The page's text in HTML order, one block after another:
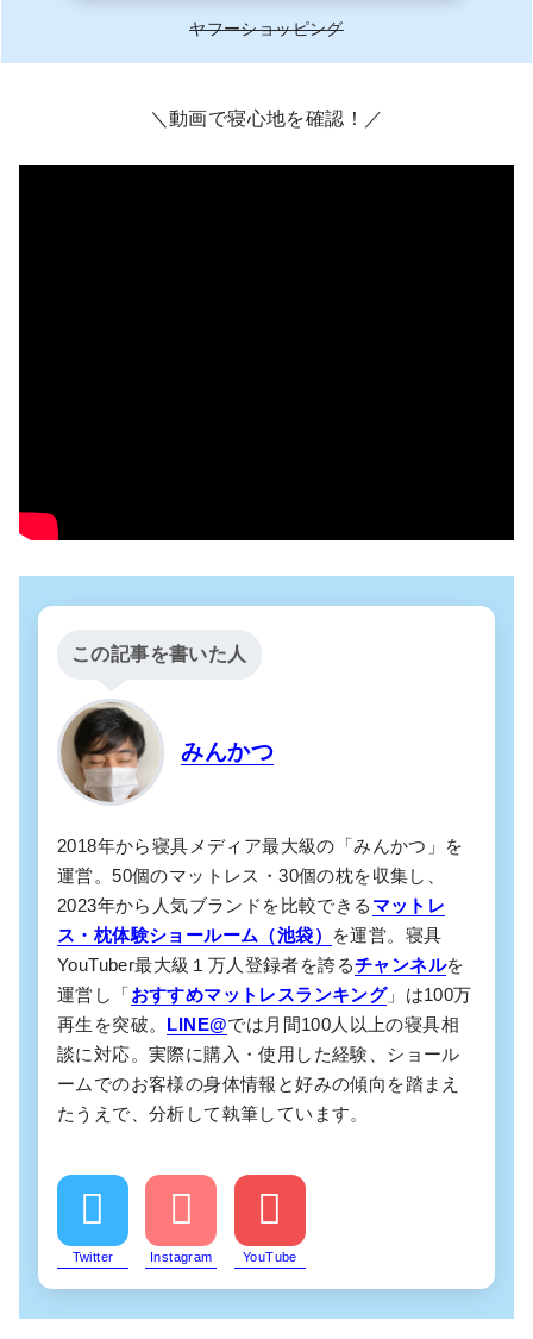
ヤフーショッピング
＼動画で寝心地を確認！／
この記事を書いた人
みんかつ
2018年から寝具メディア最大級の「みんかつ」を
運営。50個のマットレス・30個の枕を収集し、
2023年から人気ブランドを比較できる マットレ
ス・枕体験ショールーム（池袋）
を運営。寝具
YouTuber最大級１万人登録者を誇るチャンネルを
運営し「おすすめマットレスランキング」は100万
再生を突破。 LINE@では月間100人以上の寝具相
談に対応。実際に購入・使用した経験、ショール
ームでのお客様の身体情報と好みの傾向を踏まえ
たうえで、分析して執筆しています。
Twitter Instagram YouTube